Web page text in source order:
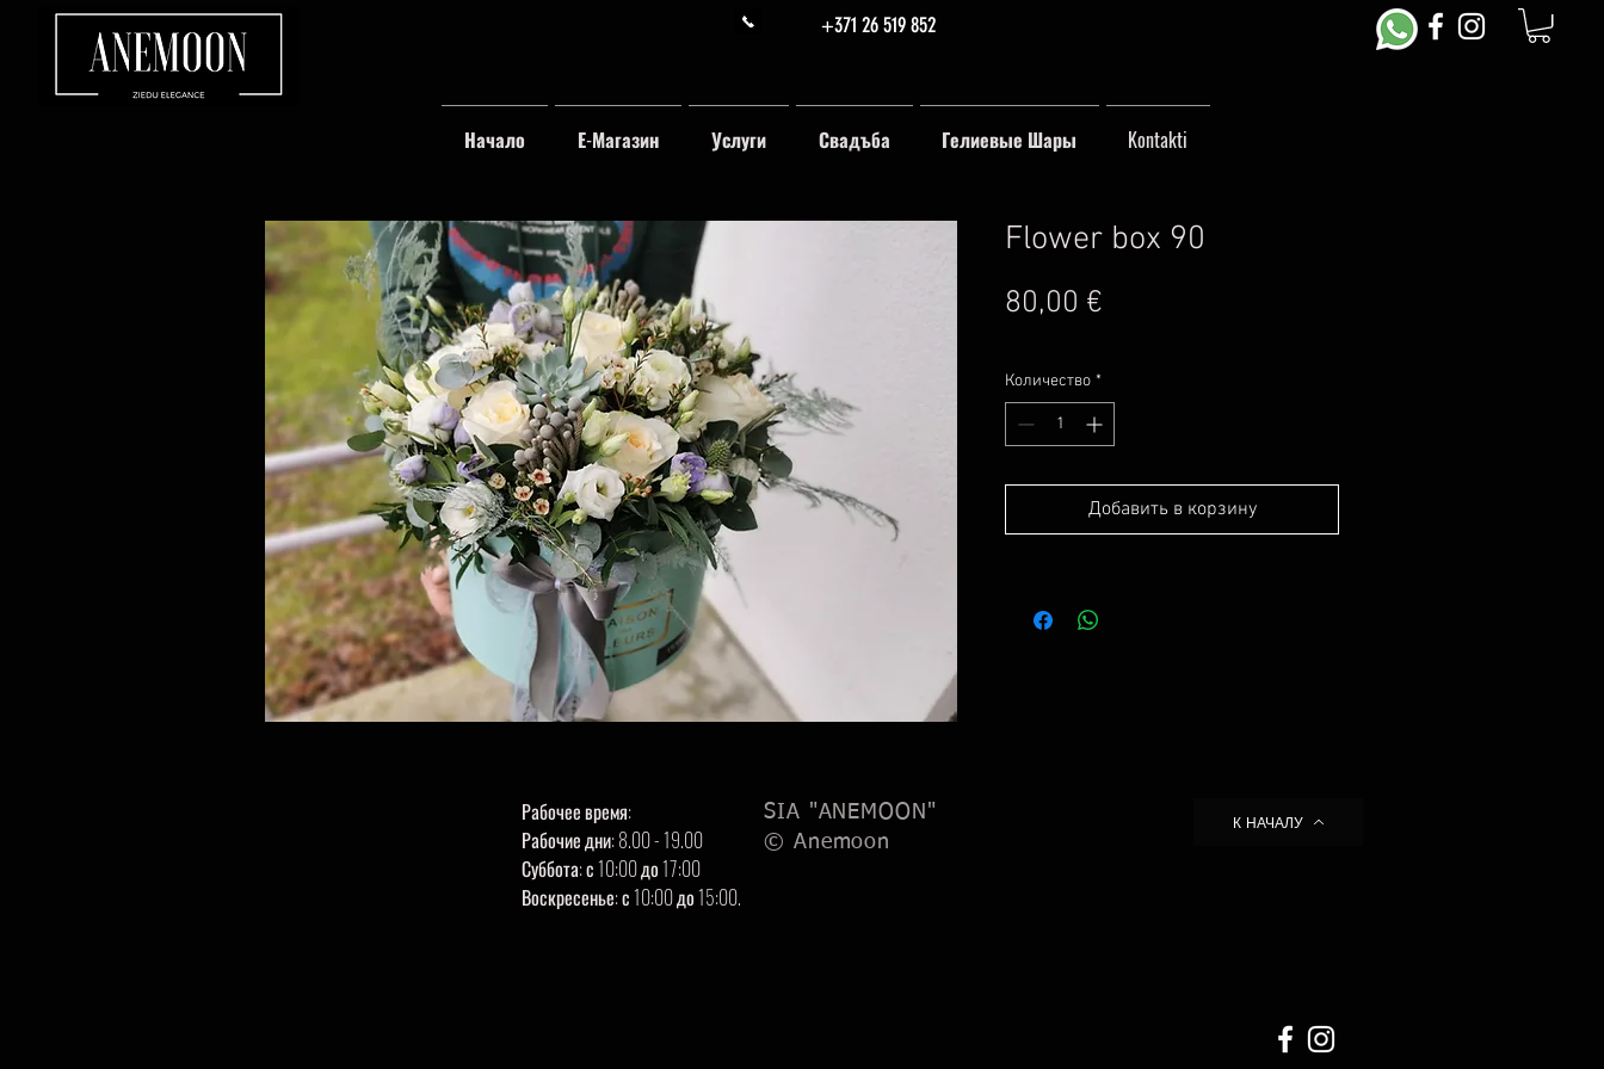
+371 26 519 852
Начало Е-Магазин Услуги Свадъба Гелиевые Шары Kontakti
Flower box 90
80,00 €
Количество *
Добавить в корзину
Рабочее время:
Рабочие дни: 8.00 - 19.00
Суббота: с 10:00 до 17:00
Воскресенье: с 10:00 до 15:00.
SIA "ANEMOON"
© Anemoon
К НАЧАЛУ